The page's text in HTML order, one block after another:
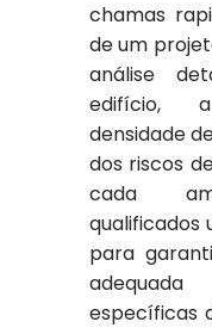
chamas
de um
análise
edifício,
densidade
dos riscos
cada
qualificados
para
específicas